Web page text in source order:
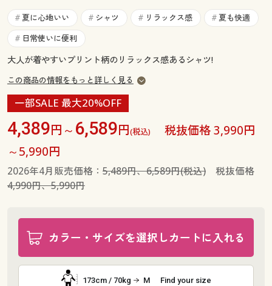
サポート
ご利用ガイド
よくある質問とお問い合わせ
ご利用ガイド
よくある質問とお問い合わせ
# 夏に心地いい # シャツ # リラックス感 # 夏も快適
# 日常使いに便利
大人が着やすいプリント柄のリラックス感あるシャツ!
この商品の情報をもっと詳しく見る
一部SALE 最大20%OFF
4,389円～ 6,589円(税込)
税抜価格 3,990円
～5,990円
2026年4月販売価格： 5,489円、6,589円(税込)税抜価格
4,990円、5,990円
カラー・サイズを選択しカートに入れる
173cm / 70kg M Find your size